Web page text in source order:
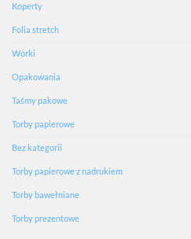
Koperty
Folia stretch
Worki
Opakowania
Taśmy pakowe
Torby papierowe
Bez kategorii
Torby papierowe z nadrukiem
Torby bawełniane
Torby prezentowe